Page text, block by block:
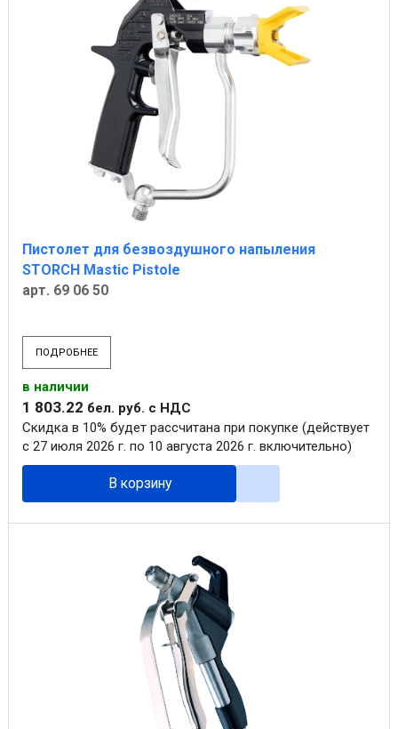
Пистолет для безвоздушного напыления
STORCH Mastic Pistole
арт. 69 06 50
ПОДРОБНЕЕ
в наличии
1 803.22 бел. руб. с НДС
Скидка в 10% будет рассчитана при покупке (действует
с 27 июля 2026 г. по 10 августа 2026 г. включительно)
В корзину